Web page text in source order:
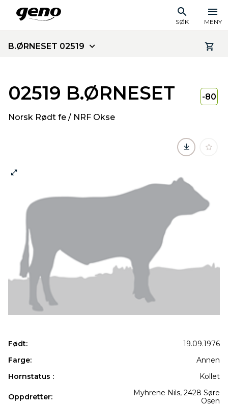
SØK MENY
B.ØRNESET 02519
02519 B.ØRNESET
Norsk Rødt fe / NRF Okse
-80
Født:
19.09.1976
Farge:
Annen
Hornstatus :
Kollet
Oppdretter:
Myhrene Nils, 2428 Søre
Osen